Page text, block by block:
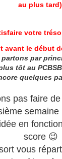
au plus
votre
avant le début
par
tôt au
quelques
pas faire
en
score 😉
vous